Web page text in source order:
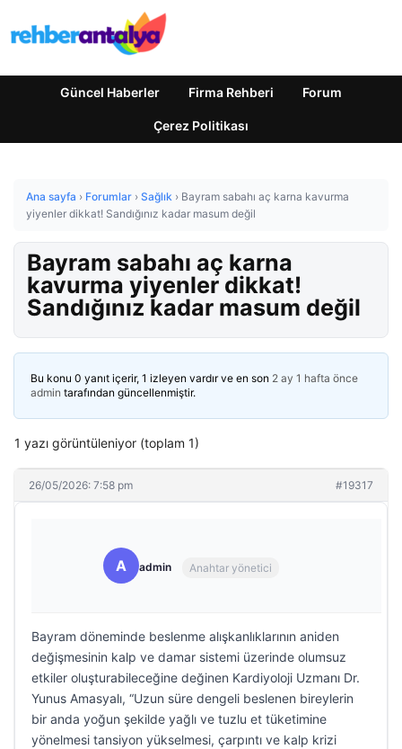
Güncel Haberler Firma Rehberi Forum
Çerez Politikası
Ana sayfa › Forumlar › Sağlık › Bayram sabahı aç karna kavurma
yiyenler dikkat! Sandığınız kadar masum değil
Bayram sabahı aç karna
kavurma yiyenler dikkat!
Sandığınız kadar masum değil
Bu konu 0 yanıt içerir, 1 izleyen vardır ve en son 2 ay 1 hafta önce
admin tarafından güncellenmiştir.
1 yazı görüntüleniyor (toplam 1)
26/05/2026: 7:58 pm #19317
A admin Anahtar yönetici
Bayram döneminde beslenme alışkanlıklarının aniden
değişmesinin kalp ve damar sistemi üzerinde olumsuz
etkiler oluşturabileceğine değinen Kardiyoloji Uzmanı Dr.
Yunus Amasyalı, “Uzun süre dengeli beslenen bireylerin
bir anda yoğun şekilde yağlı ve tuzlu et tüketimine
yönelmesi tansiyon yükselmesi, çarpıntı ve kalp krizi